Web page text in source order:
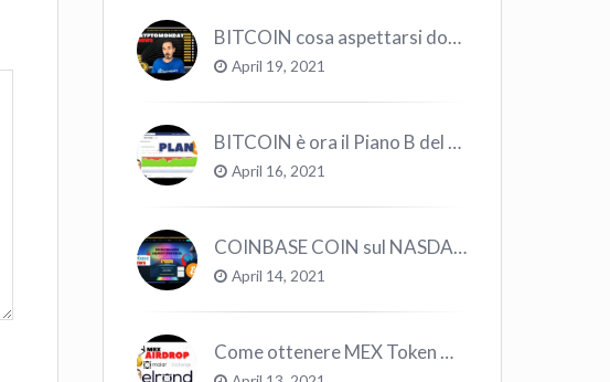
BITCOIN cosa aspettarsi dopo il “Crollo”? – CryptoMonday NEWS w16/’21
April 19, 2021
BITCOIN è ora il Piano B del Mondo
April 16, 2021
COINBASE COIN sul NASDAQ e le CRYPTO volano!
April 14, 2021
Come ottenere MEX Token GRATIS su Elrond ?